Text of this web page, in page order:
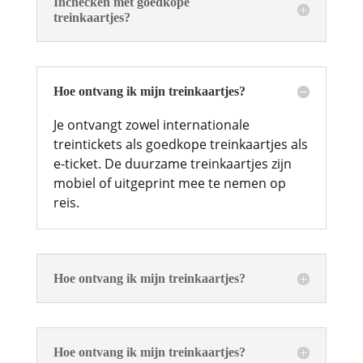
treinkaartjes?
Hoe ontvang ik mijn treinkaartjes?
Je ontvangt zowel internationale
treintickets als goedkope treinkaartjes als
e-ticket. De duurzame treinkaartjes zijn
mobiel of uitgeprint mee te nemen op
reis.
Hoe ontvang ik mijn treinkaartjes?
Hoe ontvang ik mijn treinkaartjes?